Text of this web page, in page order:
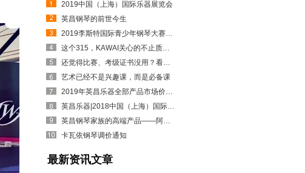
2019中国（上海）国际乐器展览会
英昌钢琴的前世今生
2019李斯特国际青少年钢琴大赛开始报名了
这个315，KAWAI关心的不止质量，更有它……
还觉得比赛、考级证书没用？看看这些招生政策吧！
艺术已经不是兴趣课，而是必备课
2019年英昌乐器全部产品市场价格上幅公告
英昌乐器|2018中国（上海）国际乐器展览会火爆进行中......
英昌钢琴家族的高端产品——阿斯特钢琴
卡瓦依钢琴调价通知
最新资讯文章